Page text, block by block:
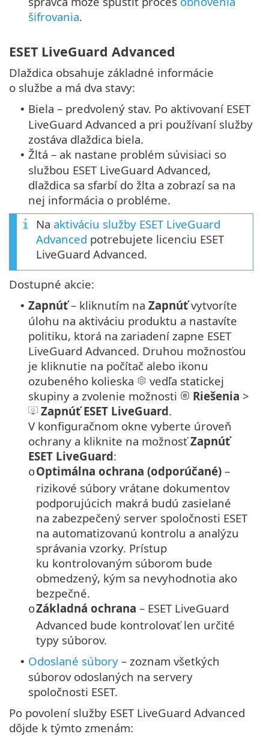
šifrovania.
ESET LiveGuard Advanced
Dlaždica obsahuje základné informácie
o službe a má dva stavy:
• Biela – predvolený stav. Po aktivovaní ESET
LiveGuard Advanced a pri používaní služby
zostáva dlaždica biela.
• Žltá – ak nastane problém súvisiaci so
službou ESET LiveGuard Advanced,
dlaždica sa sfarbí do žlta a zobrazí sa na
nej informácia o probléme.
Na aktiváciu služby ESET LiveGuard
Advanced potrebujete licenciu ESET
LiveGuard Advanced.
Dostupné akcie:
• Zapnúť– kliknutím na Zapnúťvytvoríte
úlohu na aktiváciu produktu a nastavíte
politiku, ktorá na zariadení zapne ESET
LiveGuard Advanced. Druhou možnosťou
je kliknutie na počítač alebo ikonu
ozubeného kolieska
vedľa statickej
skupiny a zvolenie možnosti
Riešenia >
Zapnúť ESET LiveGuard.
V konfiguračnom okne vyberte úroveň
ochrany a kliknite na možnosťZapnúť
ESET LiveGuard:
oOptimálna ochrana (odporúčané) –
rizikové súbory vrátane dokumentov
podporujúcich makrá budú zasielané
na zabezpečený server spoločnosti ESET
na automatizovanú kontrolu a analýzu
správania vzorky. Prístup
ku kontrolovaným súborom bude
obmedzený, kým sa nevyhodnotia ako
bezpečné.
oZákladná ochrana – ESET LiveGuard
Advanced bude kontrolovať len určité
typy súborov.
• Odoslané súbory – zoznam všetkých
súborov odoslaných na servery
spoločnosti ESET.
Po povolení služby ESET LiveGuard Advanced
dôjde k týmto zmenám: